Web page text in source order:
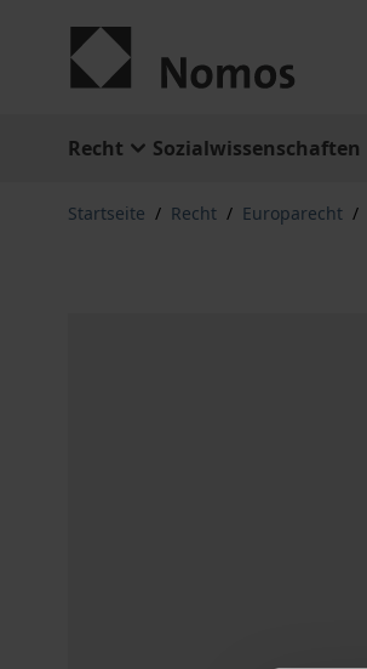
Recht Sozialwissenschaften
Startseite / Recht / Europarecht /